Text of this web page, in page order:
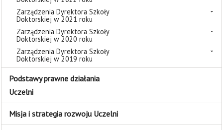
Zarządzenia Dyrektora Szkoły
Doktorskiej w 2021 roku
Zarządzenia Dyrektora Szkoły
Doktorskiej w 2020 roku
Zarządzenia Dyrektora Szkoły
Doktorskiej w 2019 roku
Podstawy prawne działania
Uczelni
Misja i strategia rozwoju Uczelni